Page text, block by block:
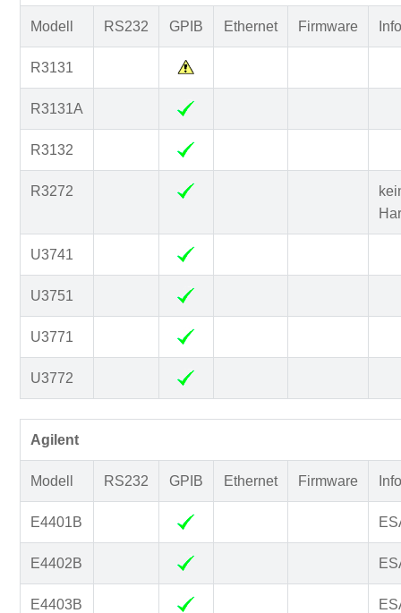
Modell RS232 GPIB Ethernet Firmware
R3131
R3131A
R3132
R3272
U3741
U3751
U3771
U3772
Agilent
Modell RS232 GPIB Ethernet Firmware
E4401B
E4402B
E4403B